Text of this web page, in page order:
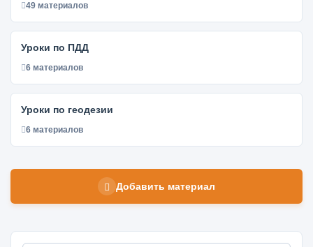
49 материалов
Уроки по ПДД
6 материалов
Уроки по геодезии
6 материалов
Добавить материал